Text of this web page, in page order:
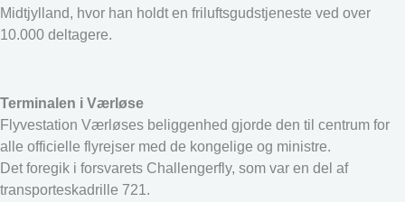
Midtjylland, hvor han holdt en friluftsgudstjeneste ved over
10.000 deltagere.
Terminalen i Værløse
Flyvestation Værløses beliggenhed gjorde den til centrum for
alle officielle flyrejser med de kongelige og ministre.
Det foregik i forsvarets Challengerfly, som var en del af
transporteskadrille 721.